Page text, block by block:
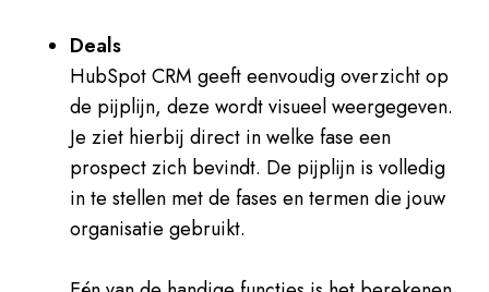
Deals
HubSpot CRM geeft eenvoudig overzicht op
de pijplijn, deze wordt visueel weergegeven.
Je ziet hierbij direct in welke fase een
prospect zich bevindt. De pijplijn is volledig
in te stellen met de fases en termen die jouw
organisatie gebruikt.